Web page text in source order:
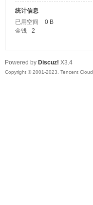
统计信息
已用空间
0 B
金钱
2
Powered by Discuz! X3.4
Copyright © 2001-2023, Tencent Cloud.